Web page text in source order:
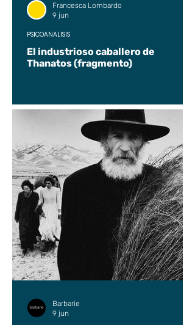
El industrioso caballero de
Thanatos (fragmento)
PSICOANÁLISIS
Francesca Lombardo
9 jun
Barbarie
9 jun